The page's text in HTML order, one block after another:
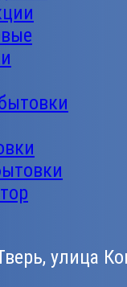
улица